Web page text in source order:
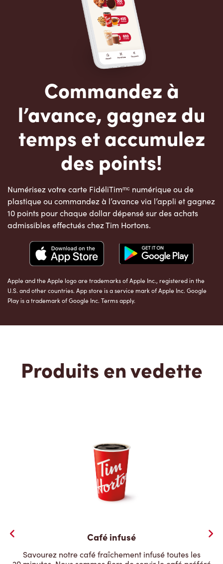
Commandez à
l’avance, gagnez du
temps et accumulez
des points!
Numérisez votre carte FidéliTimᵐᶜ numérique ou de
plastique ou commandez à l’avance via l’appli et gagnez
10 points pour chaque dollar dépensé sur des achats
admissibles effectués chez Tim Hortons.
Apple and the Apple logo are trademarks of Apple Inc., registered in the
U.S. and other countries. App store is a service mark of Apple Inc. Google
Play is a trademark of Google Inc. Terms apply.
Produits en vedette
Café infusé
Savourez notre café fraîchement infusé toutes les